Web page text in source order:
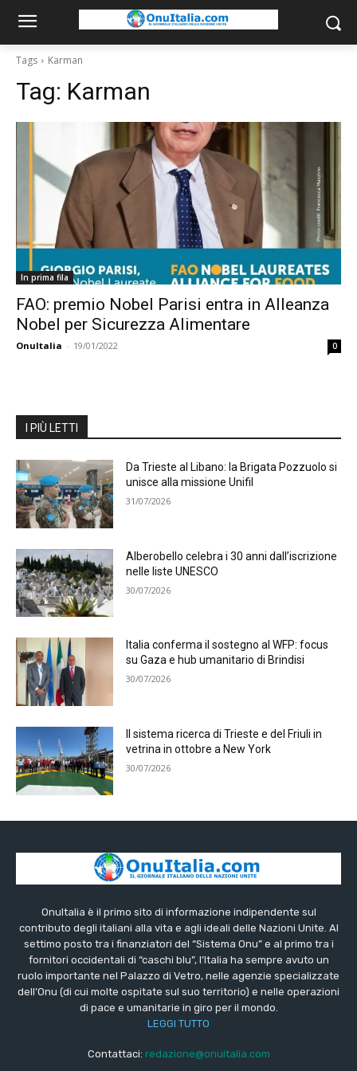
Tags Karman
Tag: Karman
In prima fila
FAO: premio Nobel Parisi entra in Alleanza
Nobel per Sicurezza Alimentare
OnuItalia - 19/01/2022 0
I PIÙ LETTI
Da Trieste al Libano: la Brigata Pozzuolo si
unisce alla missione Unifil
31/07/2026
Alberobello celebra i 30 anni dall’iscrizione
nelle liste UNESCO
30/07/2026
Italia conferma il sostegno al WFP: focus
su Gaza e hub umanitario di Brindisi
30/07/2026
Il sistema ricerca di Trieste e del Friuli in
vetrina in ottobre a New York
30/07/2026
OnuItalia è il primo sito di informazione indipendente sul
contributo degli italiani alla vita e agli ideali delle Nazioni Unite. Al
settimo posto tra i finanziatori del “Sistema Onu” e al primo tra i
fornitori occidentali di “caschi blu”, l’Italia ha sempre avuto un
ruolo importante nel Palazzo di Vetro, nelle agenzie specializzate
dell’Onu (di cui molte ospitate sul suo territorio) e nelle operazioni
di pace e umanitarie in giro per il mondo.
LEGGI TUTTO
Contattaci: redazione@onuitalia.com